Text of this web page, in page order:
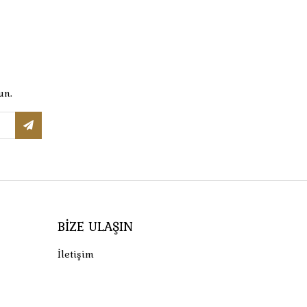
BIZE ULAŞIN
İletişim